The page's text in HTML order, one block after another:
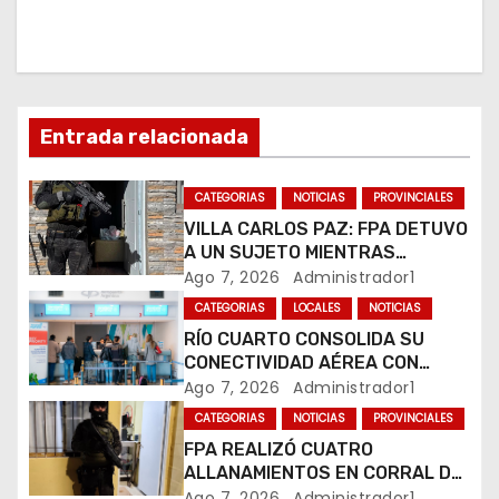
d
e
e
n
t
r
a
d
Entrada relacionada
CATEGORIAS NOTICIAS PROVINCIALES
VILLA CARLOS PAZ: FPA DETUVO
A UN SUJETO MIENTRAS
COMERCIALIZABA COCAÍNA Y
MARIHUANA EN UNA PLAZA
Ago 7, 2026 Administrador1
CATEGORIAS LOCALES NOTICIAS
RÍO CUARTO CONSOLIDA SU
CONECTIVIDAD AÉREA CON
CUATRO VUELOS SEMANALES A
BUENOS AIRES
Ago 7, 2026 Administrador1
CATEGORIAS NOTICIAS PROVINCIALES
FPA REALIZÓ CUATRO
ALLANAMIENTOS EN CORRAL DE